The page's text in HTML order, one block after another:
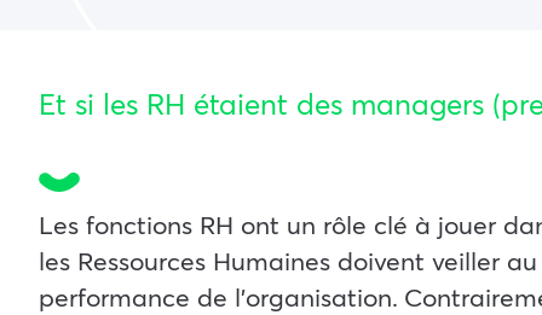
Et si les RH étaient des managers
Les fonctions RH ont un rôle clé à jouer
les Ressources Humaines doivent veiller
performance de l’organisation.